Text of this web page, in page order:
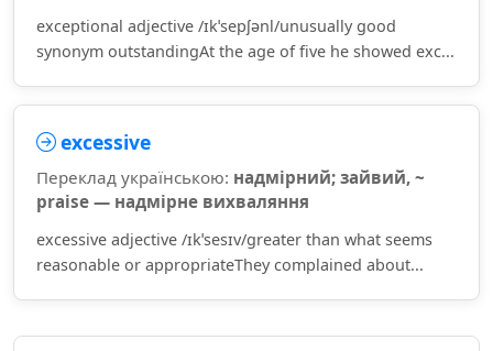
exceptional adjective /ɪkˈsepʃənl/unusually good
synonym outstandingAt the age of five he showed exc...
excessive
Переклад українською: надмірний; зайвий, ~
praise — надмірне вихваляння
excessive adjective /ɪkˈsesɪv/greater than what seems
reasonable or appropriateThey complained about...